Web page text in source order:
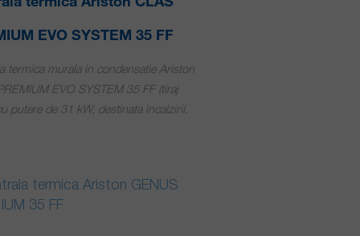
EVO SYSTEM 35 FF
termica murala in condensatie Ariston
EVO SYSTEM 35 FF (tiraj
putere de 31 kW, destinata incalzirii.